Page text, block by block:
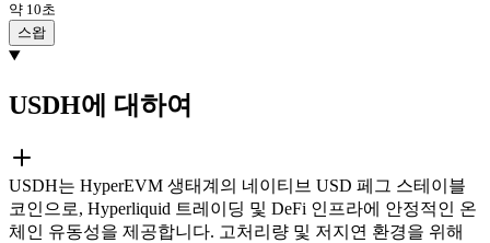
약 10초
스왑
USDH에 대하여
USDH는 HyperEVM 생태계의 네이티브 USD 페그 스테이블
코인으로, Hyperliquid 트레이딩 및 DeFi 인프라에 안정적인 온
체인 유동성을 제공합니다. 고처리량 및 저지연 환경을 위해